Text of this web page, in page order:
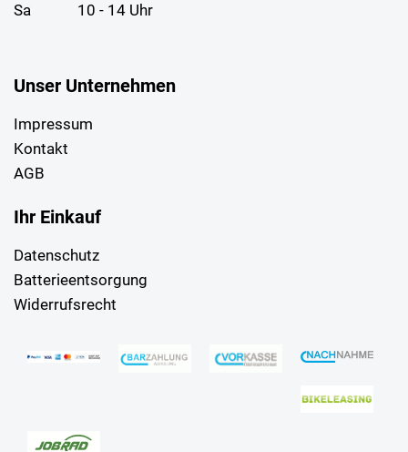
Sa 10 - 14 Uhr
Unser Unternehmen
Impressum
Kontakt
AGB
Ihr Einkauf
Datenschutz
Batterieentsorgung
Widerrufsrecht